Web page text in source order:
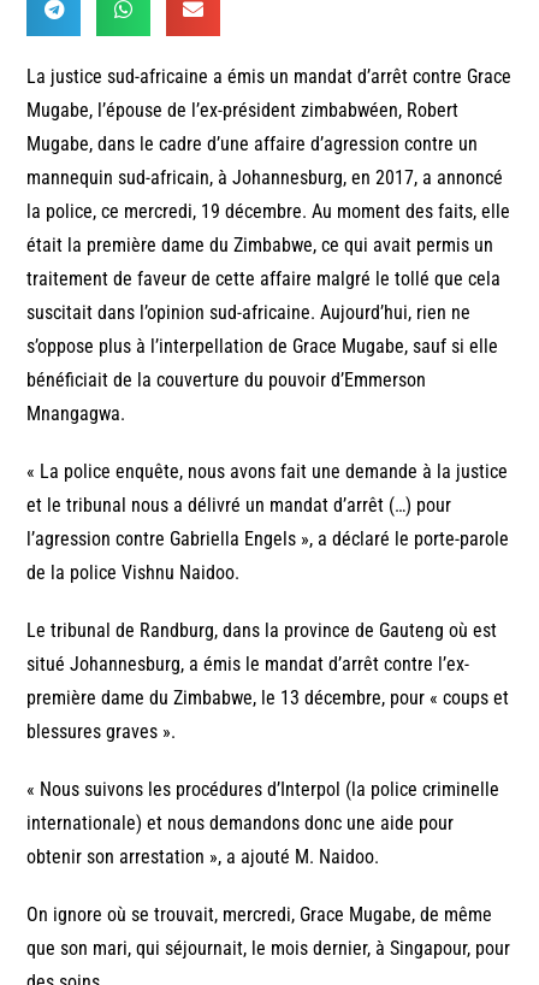
La justice sud-africaine a émis un mandat d’arrêt contre Grace
Mugabe, l’épouse de l’ex-président zimbabwéen, Robert
Mugabe, dans le cadre d’une affaire d’agression contre un
mannequin sud-africain, à Johannesburg, en 2017, a annoncé
la police, ce mercredi, 19 décembre. Au moment des faits, elle
était la première dame du Zimbabwe, ce qui avait permis un
traitement de faveur de cette affaire malgré le tollé que cela
suscitait dans l’opinion sud-africaine. Aujourd’hui, rien ne
s’oppose plus à l’interpellation de Grace Mugabe, sauf si elle
bénéficiait de la couverture du pouvoir d’Emmerson
Mnangagwa.
« La police enquête, nous avons fait une demande à la justice
et le tribunal nous a délivré un mandat d’arrêt (…) pour
l’agression contre Gabriella Engels », a déclaré le porte-parole
de la police Vishnu Naidoo.
Le tribunal de Randburg, dans la province de Gauteng où est
situé Johannesburg, a émis le mandat d’arrêt contre l’ex-
première dame du Zimbabwe, le 13 décembre, pour « coups et
blessures graves ».
« Nous suivons les procédures d’Interpol (la police criminelle
internationale) et nous demandons donc une aide pour
obtenir son arrestation », a ajouté M. Naidoo.
On ignore où se trouvait, mercredi, Grace Mugabe, de même
que son mari, qui séjournait, le mois dernier, à Singapour, pour